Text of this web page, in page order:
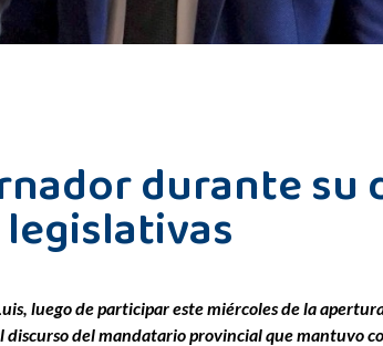
durante su
luego de participar este miércoles de la
discurso del mandatario provincial que mantuvo